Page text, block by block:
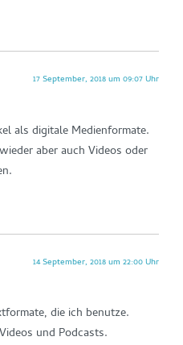
17 September, 2018 um 09:07 Uhr
als digitale Medienformate.
aber auch Videos oder
14 September, 2018 um 22:00 Uhr
die ich benutze.
und Podcasts.